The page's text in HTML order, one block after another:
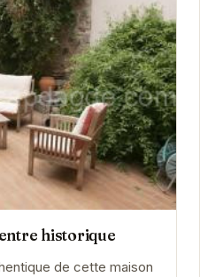
historique
de cette maison